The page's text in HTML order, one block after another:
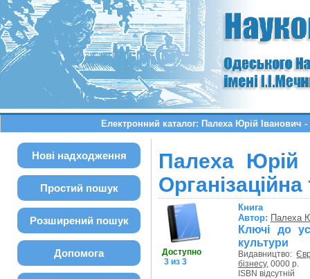
Електронний каталог: Палеха Юрій Іванович -
Нові надходження
Простий пошук
Розширений пошук
Допомога
Палеха Юрій
Доступно
3 из 3
Книга
Автор: Палеха
Ключі до
культури
Видавництво:
бізнесу, 0000 р.
ISBN відсутній